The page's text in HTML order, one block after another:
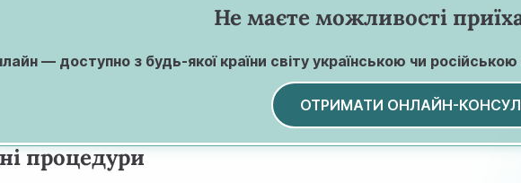
Не маєте можливості
— доступно з будь-якої країни світу українською чи
ОТРИМАТИ ОНЛАЙН-
процедури